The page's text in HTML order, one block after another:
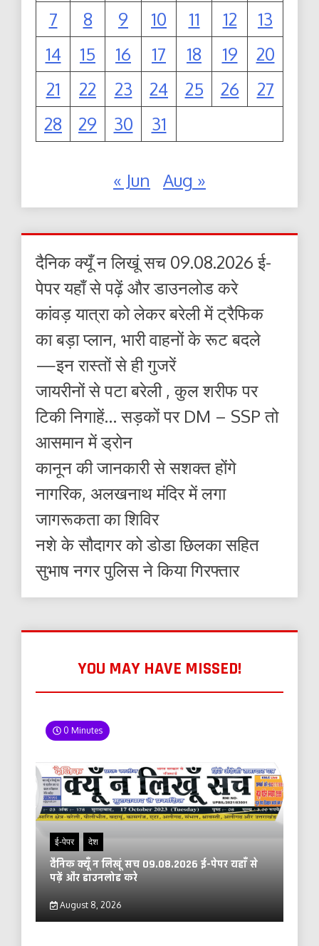
7
8 9 10 11 12
13
14
15 16 17 18 19
20
21
22 23 24 25 26
27
28
29 30 31
« Jun Aug »
दैनिक क्यूँ न लिखूं सच 09.08.2026 ई-
पेपर यहाँ से पढ़ें और डाउनलोड करे
कांवड़ यात्रा को लेकर बरेली में ट्रैफिक
का बड़ा प्लान, भारी वाहनों के रूट बदले
—इन रास्तों से ही गुजरें
जायरीनों से पटा बरेली , कुल शरीफ पर
टिकी निगाहें… सड़कों पर DM – SSP तो
आसमान में ड्रोन
कानून की जानकारी से सशक्त होंगे
नागरिक, अलखनाथ मंदिर में लगा
जागरूकता का शिविर
नशे के सौदागर को डोडा छिलका सहित
सुभाष नगर पुलिस ने किया गिरफ्तार
YOU MAY HAVE MISSED!
0 Minutes
ई-पेपर देश
दैनिक क्यूँ न लिखूं सच 09.08.2026 ई-पेपर यहाँ से
पढ़ें और डाउनलोड करे
August 8, 2026